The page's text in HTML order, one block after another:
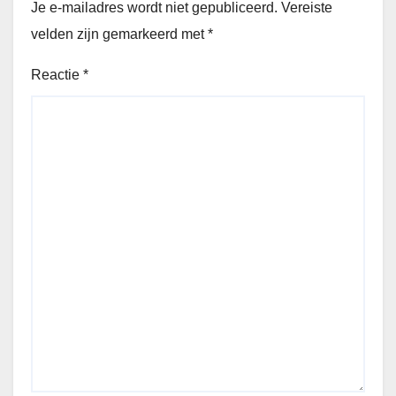
Je e-mailadres wordt niet gepubliceerd. Vereiste
velden zijn gemarkeerd met*
Reactie *